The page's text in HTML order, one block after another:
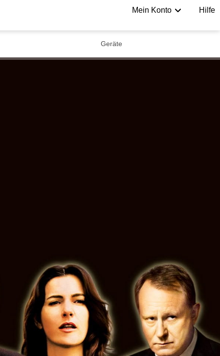
Mein Konto Hilfe
Geräte